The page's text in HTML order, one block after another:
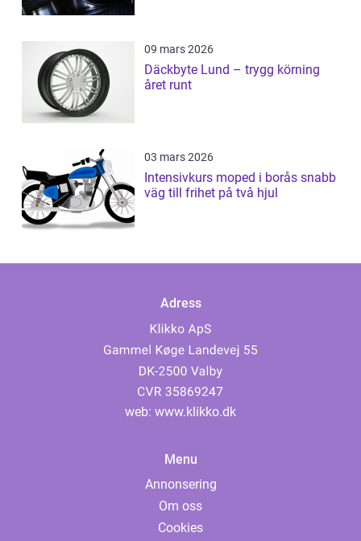
09 mars 2026
Däckbyte Lund – trygg körning
året runt
03 mars 2026
Intensivkurs moped i borås snabb
väg till frihet på två hjul
Adress
web: www.klikko.dk
Menu
Annonsering
Om oss
Cookies